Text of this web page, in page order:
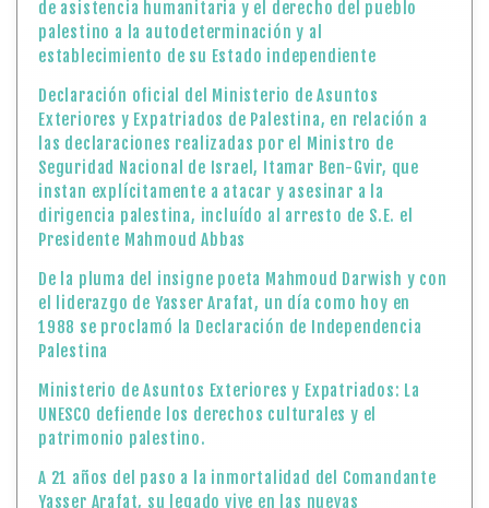
de asistencia humanitaria y el derecho del pueblo
palestino a la autodeterminación y al
establecimiento de su Estado independiente
Declaración oficial del Ministerio de Asuntos
Exteriores y Expatriados de Palestina, en relación a
las declaraciones realizadas por el Ministro de
Seguridad Nacional de Israel, Itamar Ben-Gvir, que
instan explícitamente a atacar y asesinar a la
dirigencia palestina, incluído al arresto de S.E. el
Presidente Mahmoud Abbas
De la pluma del insigne poeta Mahmoud Darwish y con
el liderazgo de Yasser Arafat, un día como hoy en
1988 se proclamó la Declaración de Independencia
Palestina
Ministerio de Asuntos Exteriores y Expatriados: La
UNESCO defiende los derechos culturales y el
patrimonio palestino.
A 21 años del paso a la inmortalidad del Comandante
Yasser Arafat, su legado vive en las nuevas